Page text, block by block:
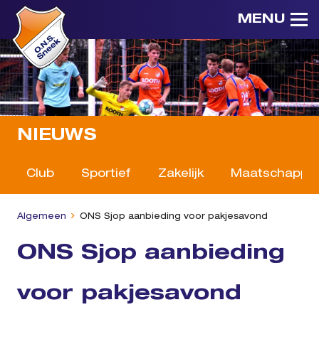
MENU
NIEUWS
Club Sportief Zakelijk
Algemeen ONS Sjop aanbieding voor pakjesavond
ONS Sjop aanbieding
voor pakjesavond